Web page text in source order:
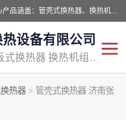
公司主营换热器.换热设备、供水设备，核心产品涵盖：管壳式换热器、换热机组、不锈钢组合式水箱、水处理设备等，提供非标设备集生产、销售、安装一体化服务，可满足全国酒店、学校、医院、商业综合体、工业项目等多场景换热与供水需求。
设备有限公司
主营产品：换热器 板式换热器 换热机组 供水设备 水处理设备
热器 > 管壳式换热器 济南张